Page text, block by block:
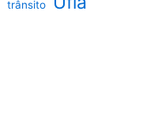
trânsito